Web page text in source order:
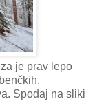
je prav lepo
Spodaj na sliki